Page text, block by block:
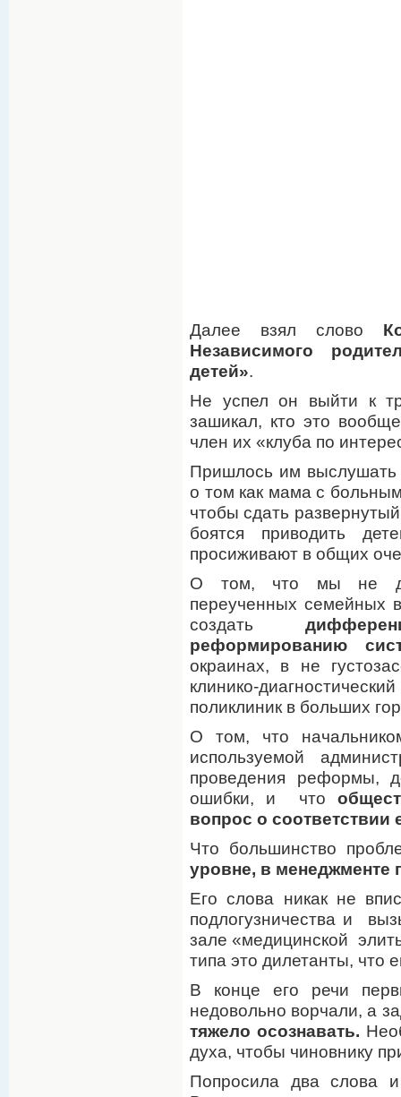
Далее взял слово
Независимого
детей».
Не успел он выйти к
зашикал, кто это
член их «клуба по
Пришлось им
о том как мама с
чтобы сдать
боятся приводить
просиживают в общих
О том, что мы не
переученных семейных
создать
реформированию
окраинах, в не
клинико-
поликлиник в больших
О том, что
используемой
проведения реформы,
ошибки, и что
вопрос о соответствии
Что большинство
уровне, в менеджменте
Его слова никак не
подлогузничества и
зале «медицинской
типа это дилетанты, что
В конце его речи
недовольно ворчали, а
тяжело осознавать.
духа, чтобы чиновнику
Попросила два слова